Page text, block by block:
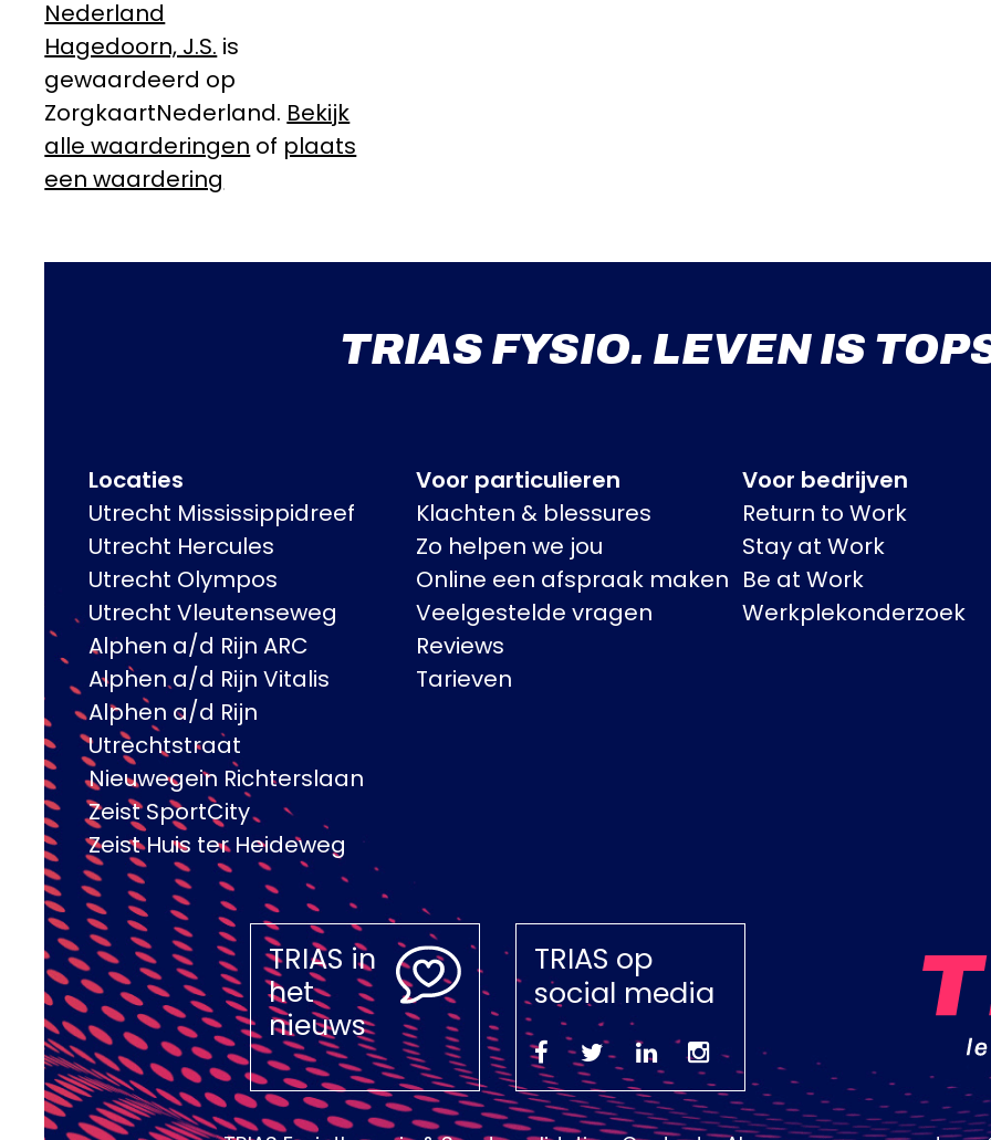
Hagedoorn, J.S. is
gewaardeerd op
ZorgkaartNederland. Bekijk
alle waarderingen of plaats
een waardering
TRIAS FYSIO. LEVEN IS
Locaties
Utrecht Mississippidreef
Utrecht Hercules
Utrecht Olympos
Utrecht Vleutenseweg
Alphen a/d Rijn ARC
Alphen a/d Rijn Vitalis
Alphen a/d Rijn
Utrechtstraat
Nieuwegein Richterslaan
Zeist SportCity
Zeist Huis ter Heideweg
Voor particulieren
Klachten & blessures
Zo helpen we jou
Online een afspraak maken
Veelgestelde vragen
Reviews
Tarieven
Voor bedrijven
Return to Work
Stay at Work
Be at Work
Werkplekonderzoek
TRIAS in
het
nieuws
TRIAS op
social media